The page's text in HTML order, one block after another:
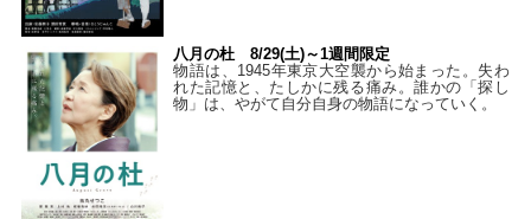
八月の杜 8/29(土)～1週間限定
物語は、1945年東京大空襲から始まった。失わ
れた記憶と、たしかに残る痛み。誰かの「探し
物」は、やがて自分自身の物語になっていく。